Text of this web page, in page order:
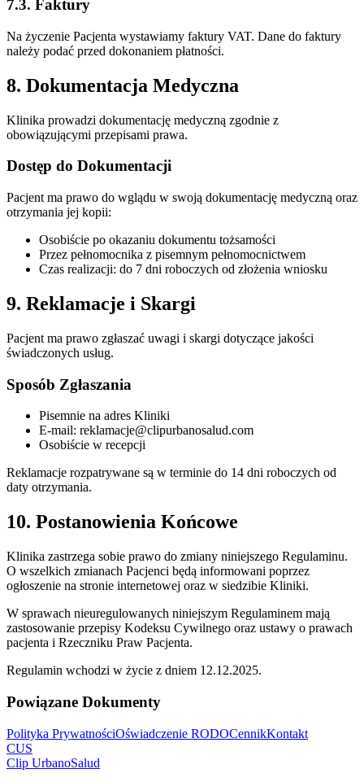
7.3. Faktury
Na życzenie Pacjenta wystawiamy faktury VAT. Dane do faktury
należy podać przed dokonaniem płatności.
8. Dokumentacja Medyczna
Klinika prowadzi dokumentację medyczną zgodnie z
obowiązującymi przepisami prawa.
Dostęp do Dokumentacji
Pacjent ma prawo do wglądu w swoją dokumentację medyczną oraz
otrzymania jej kopii:
Osobiście po okazaniu dokumentu tożsamości
Przez pełnomocnika z pisemnym pełnomocnictwem
Czas realizacji: do 7 dni roboczych od złożenia wniosku
9. Reklamacje i Skargi
Pacjent ma prawo zgłaszać uwagi i skargi dotyczące jakości
świadczonych usług.
Sposób Zgłaszania
Pisemnie na adres Kliniki
E-mail: reklamacje@clipurbanosalud.com
Osobiście w recepcji
Reklamacje rozpatrywane są w terminie do 14 dni roboczych od
daty otrzymania.
10. Postanowienia Końcowe
Klinika zastrzega sobie prawo do zmiany niniejszego Regulaminu.
O wszelkich zmianach Pacjenci będą informowani poprzez
ogłoszenie na stronie internetowej oraz w siedzibie Kliniki.
W sprawach nieuregulowanych niniejszym Regulaminem mają
zastosowanie przepisy Kodeksu Cywilnego oraz ustawy o prawach
pacjenta i Rzeczniku Praw Pacjenta.
Regulamin wchodzi w życie z dniem 12.12.2025.
Powiązane Dokumenty
Polityka PrywatnościOświadczenie RODOCennikKontakt
CUS
Clip UrbanoSalud